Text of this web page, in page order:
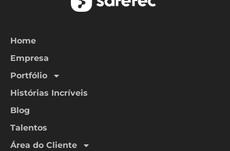
Home
Empresa
Portfólio
Histórias Incríveis
Blog
Talentos
Área do Cliente